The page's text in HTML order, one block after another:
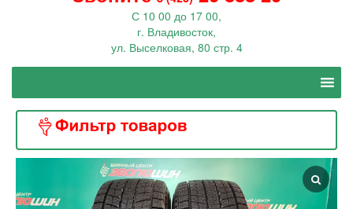
С 10 00 до 17 00,
г. Владивосток,
ул. Выселковая, 80 стр. 4